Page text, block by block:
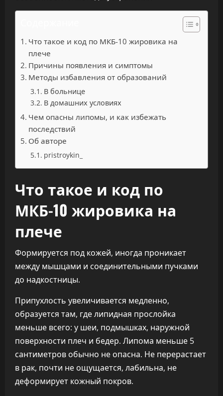
Что такое и код по МКБ-10 жировика на
плече
Причины появления и симптомы
Методы избавления от образований
В больнице
В домашних условиях
Чем опасны липомы, и как избежать
последствий
Об авторе
pristroykin_
Что такое и код по
МКБ-10 жировика на
плече
Формируется под кожей, иногда проникает
между мышцами и соединительными пучками
до надкостницы.
Припухлость увеличивается медленно,
образуется там, где липидная прослойка
меньше всего: у шеи, подмышках, наружной
поверхности плеч и бедер. Липома меньше 5
сантиметров обычно не опасна. Не перерастает
в рак, почти не ощущается, лабильна, не
деформирует кожный покров.